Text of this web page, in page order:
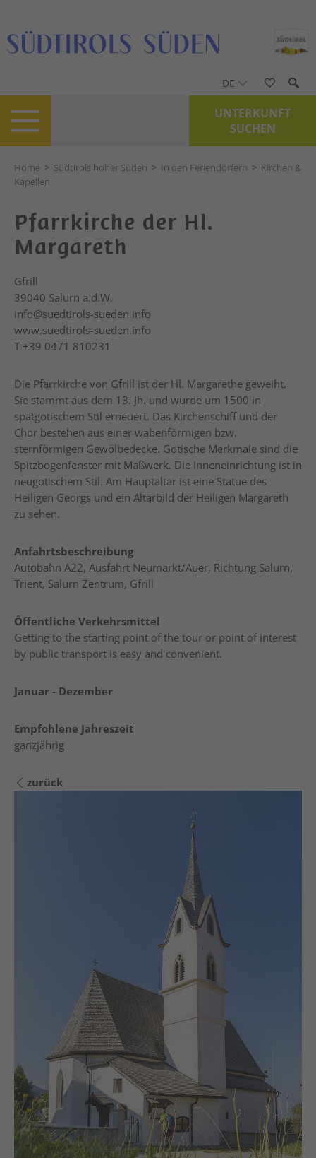
DE
UNTERKUNFT
SUCHEN
Home > Südtirols hoher Süden > In den Feriendörfern > Kirchen &
Kapellen
Pfarrkirche der Hl.
Margareth
Gfrill
39040 Salurn a.d.W.
info@suedtirols-sueden.info
www.suedtirols-sueden.info
T +39 0471 810231
Die Pfarrkirche von Gfrill ist der Hl. Margarethe geweiht.
Sie stammt aus dem 13. Jh. und wurde um 1500 in
spätgotischem Stil erneuert. Das Kirchenschiff und der
Chor bestehen aus einer wabenförmigen bzw.
sternförmigen Gewölbedecke. Gotische Merkmale sind die
Spitzbogenfenster mit Maßwerk. Die Inneneinrichtung ist in
neugotischem Stil. Am Hauptaltar ist eine Statue des
Heiligen Georgs und ein Altarbild der Heiligen Margareth
zu sehen.
Anfahrtsbeschreibung
Autobahn A22, Ausfahrt Neumarkt/Auer, Richtung Salurn,
Trient, Salurn Zentrum, Gfrill
Öffentliche Verkehrsmittel
Getting to the starting point of the tour or point of interest
by public transport is easy and convenient.
Januar - Dezember
Empfohlene Jahreszeit
ganzjährig
zurück